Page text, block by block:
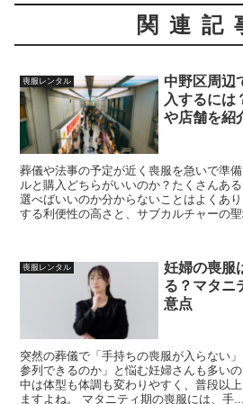
関連記
喪服レンタル
中野区周辺
入するには
や店舗を紹
葬儀や法事の予定が近く喪服を急いで準
ルと購入どちらがいいのか？たくさんあ
選べばいいのか分からないことはよくあ
する利便性の高さと、サブカルチャーの聖
喪服レンタル
妊婦の喪服
る？マタニ
意点
突然の葬儀で「手持ちの喪服が入らない
参列できるのか」と悩む妊婦さんも多い
中は体型も体調も変わりやすく、普段以
ますよね。 マタニティ期の喪服には、手...